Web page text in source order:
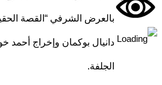
بالعرض الشرفي “القصة الحقيقة
دانيال بوكمان وإخراج أحمد
الجلفة.